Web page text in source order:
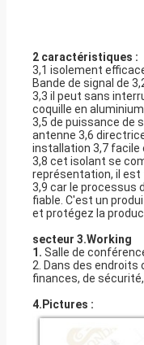
2 caractéristiques :
3,1 isolement
Bande de signal de
3,3 il peut sans
coquille en
3,5 de puissance de
antenne 3,6
installation 3,7 facile
3,8 cet isolant se
représentation, il est
3,9 car le processus
fiable. C'est un
et protégez la
secteur 3.Working
1. Salle de
2. Dans des
finances, de
4.Pictures :